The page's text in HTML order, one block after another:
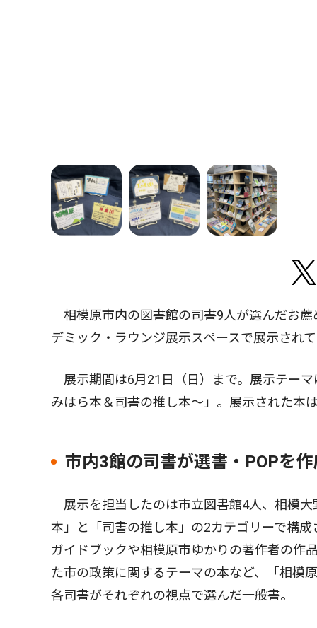
相模原市内の図書館の司書9人が選んだお
デミック・ラウンジ展示スペースで展示され
展示期間は6月21日（日）まで。展示テー
みはら本＆司書の推し本〜」。展示された本
市内3館の司書が選書・POPを作
展示を担当したのは市立図書館4人、相模
本」と「司書の推し本」の2カテゴリーで構
ガイドブックや相模原市ゆかりの著作者の作
た市の政策に関するテーマの本など、「相模
各司書がそれぞれの視点で選んだ一般書。